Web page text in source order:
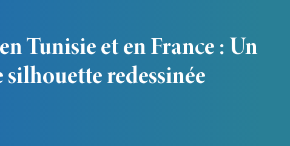
Tunisie et en France : Un
silhouette redessinée